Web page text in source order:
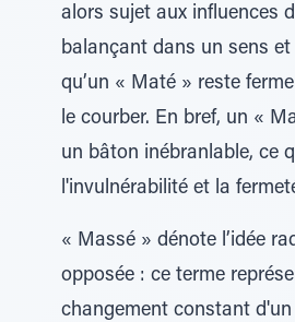
alors sujet aux influences
balançant dans un sens
qu’un « Maté » reste
le courber. En bref, un «
un bâton inébranlable, ce
l'invulnérabilité et la
« Massé » dénote l’idée
opposée : ce terme
changement constant